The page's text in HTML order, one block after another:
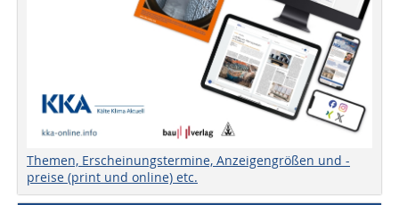
Themen, Erscheinungstermine, Anzeigengrößen und -
preise (print und online) etc.